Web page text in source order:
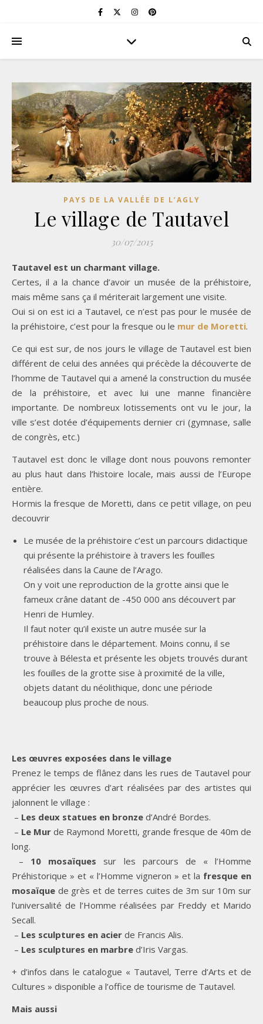
PAYS DE LA VALLÉE DE L’AGLY
Le village de Tautavel
30/07/2015
Tautavel est un charmant village.
Certes, il a la chance d’avoir un musée de la préhistoire,
mais même sans ça il mériterait largement une visite.
Oui si on est ici a Tautavel, ce n’est pas pour le musée de
la préhistoire, c’est pour la fresque ou le mur de Moretti.
Ce qui est sur, de nos jours le village de Tautavel est bien
différent de celui des années qui précède la découverte de
l’homme de Tautavel qui a amené la construction du musée
de la préhistoire, et avec lui une manne financière
importante. De nombreux lotissements ont vu le jour, la
ville s’est dotée d’équipements dernier cri (gymnase, salle
de congrès, etc.)
Tautavel est donc le village dont nous pouvons remonter
au plus haut dans l’histoire locale, mais aussi de l’Europe
entière.
Hormis la fresque de Moretti, dans ce petit village, on peu
decouvrir
Le musée de la préhistoire c’est un parcours didactique
qui présente la préhistoire à travers les fouilles
réalisées dans la Caune de l’Arago.
On y voit une reproduction de la grotte ainsi que le
fameux crâne datant de -450 000 ans découvert par
Henri de Humley.
Il faut noter qu’il existe un autre musée sur la
préhistoire dans le département. Moins connu, il se
trouve à Bélesta et présente les objets trouvés durant
les fouilles de la grotte sise à proximité de la ville,
objets datant du néolithique, donc une période
beaucoup plus proche de nous.
Les œuvres exposées dans le village
Prenez le temps de flânez dans les rues de Tautavel pour
apprécier les œuvres d’art réalisées par des artistes qui
jalonnent le village :
– Les deux statues en bronze d’André Bordes.
– Le Mur de Raymond Moretti, grande fresque de 40m de
long.
– 10 mosaïques sur les parcours de « l’Homme
Préhistorique » et « l’Homme vigneron » et la fresque en
mosaïque de grès et de terres cuites de 3m sur 10m sur
l’universalité de l’Homme réalisées par Freddy et Marido
Secall.
– Les sculptures en acier de Francis Alis.
– Les sculptures en marbre d’Iris Vargas.
+ d’infos dans le catalogue « Tautavel, Terre d’Arts et de
Cultures » disponible a l’office de tourisme de Tautavel.
Mais aussi